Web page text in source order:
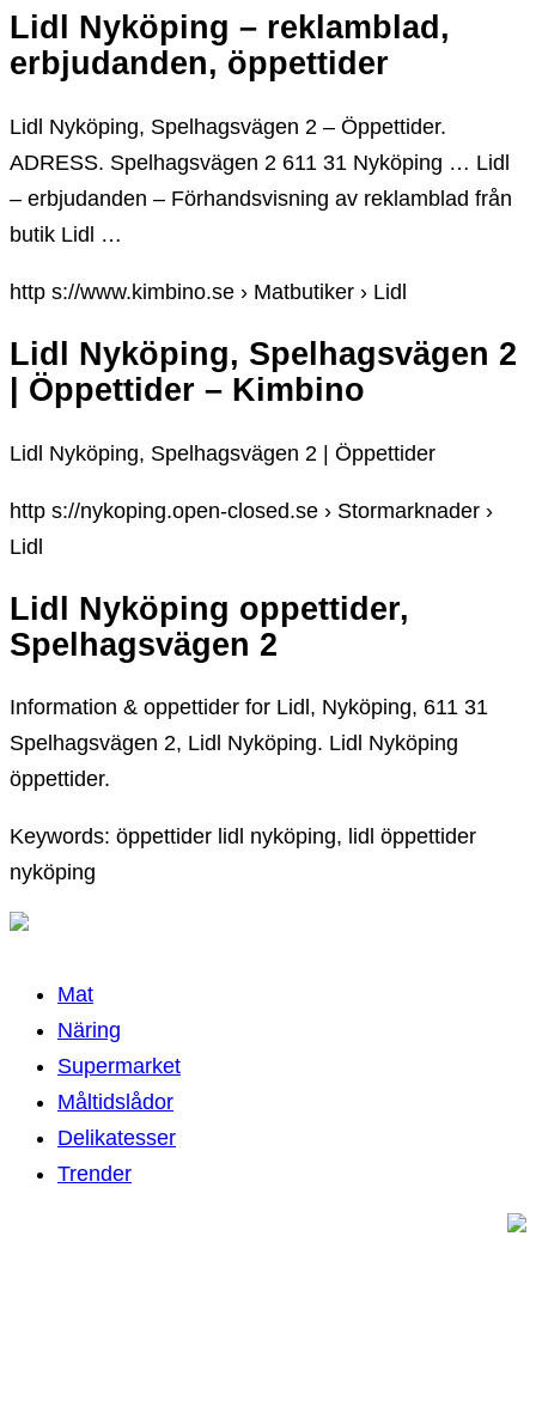
Lidl Nyköping – reklamblad,
erbjudanden, öppettider
Lidl Nyköping, Spelhagsvägen 2 – Öppettider.
ADRESS. Spelhagsvägen 2 611 31 Nyköping … Lidl
– erbjudanden – Förhandsvisning av reklamblad från
butik Lidl …
http s://www.kimbino.se › Matbutiker › Lidl
Lidl Nyköping, Spelhagsvägen 2
| Öppettider – Kimbino
Lidl Nyköping, Spelhagsvägen 2 | Öppettider
http s://nykoping.open-closed.se › Stormarknader ›
Lidl
Lidl Nyköping oppettider,
Spelhagsvägen 2
Information & oppettider for Lidl, Nyköping, 611 31
Spelhagsvägen 2, Lidl Nyköping. Lidl Nyköping
öppettider.
Keywords: öppettider lidl nyköping, lidl öppettider
nyköping
Mat
Näring
Supermarket
Måltidslådor
Delikatesser
Trender